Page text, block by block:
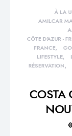
À LA
AMILCAR
CÔTE D'AZUR -
FRANCE
LIFESTYLE
RÉSERVATION
COSTA